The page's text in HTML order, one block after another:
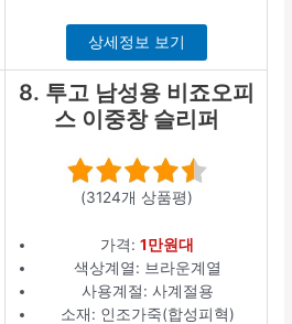
상세정보 보기
8. 투고 남성용 비죠오피
스 이중창 슬리퍼
(3124개 상품평)
가격:1만원대
색상계열: 브라운계열
사용계절: 사계절용
소재: 인조가죽(합성피혁)